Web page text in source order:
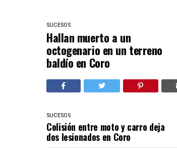
SUCESOS
Hallan muerto a un
octogenario en un terreno
baldío en Coro
SUCESOS
Colisión entre moto y carro deja
dos lesionados en Coro